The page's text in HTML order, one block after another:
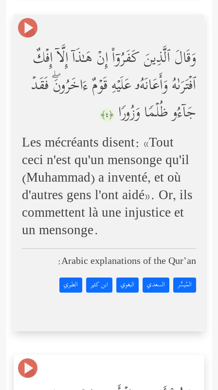
وَقَالَ ٱلَّذِینَ كَفَرُوۤاْ إِنۡ هَـٰذَاۤ إِلَّاۤ إِفۡكٌ
ٱفۡتَرَىٰهُ وَأَعَانَهُۥ عَلَیۡهِ قَوۡمٌ ءَاخَرُونَۖ فَقَدۡ
جَاۤءُو ظُلۡمࣰا وَزُورࣰا ﴿٤﴾
Les mécréants disent: «Tout
ceci n'est qu'un mensonge qu'il
(Muhammad) a inventé, et où
d'autres gens l'ont aidé». Or, ils
commettent là une injustice et
un mensonge.
Arabic explanations of the Qur’an:
المُيسَّر السعدي البغوي ابن كثير الطبري